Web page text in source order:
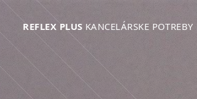
REFLEX PLUS KANCELÁRSKE POTREBY